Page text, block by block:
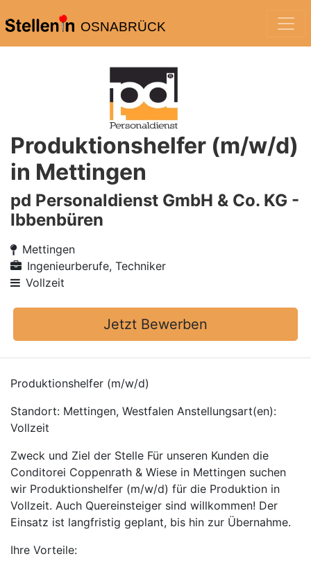
OSNABRÜCK
Produktionshelfer (m/w/d)
in Mettingen
pd Personaldienst GmbH & Co. KG -
Ibbenbüren
Mettingen
Ingenieurberufe, Techniker
Vollzeit
Jetzt Bewerben
Produktionshelfer (m/w/d)
Standort: Mettingen, Westfalen Anstellungsart(en):
Vollzeit
Zweck und Ziel der Stelle Für unseren Kunden die
Conditorei Coppenrath & Wiese in Mettingen suchen
wir Produktionshelfer (m/w/d) für die Produktion in
Vollzeit. Auch Quereinsteiger sind willkommen! Der
Einsatz ist langfristig geplant, bis hin zur Übernahme.
Ihre Vorteile: